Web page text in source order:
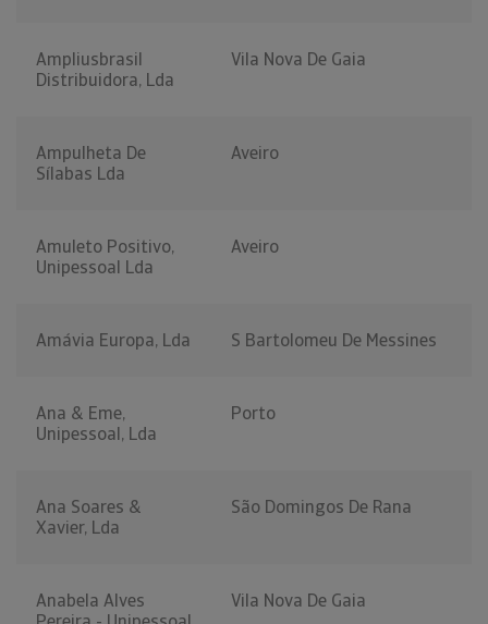
Ampliusbrasil
Distribuidora, Lda
Vila Nova De Gaia
Ampulheta De
Sílabas Lda
Aveiro
Amuleto Positivo,
Unipessoal Lda
Aveiro
Amávia Europa, Lda S Bartolomeu De Messines
Ana & Eme,
Unipessoal, Lda
Porto
Ana Soares &
Xavier, Lda
São Domingos De Rana
Anabela Alves
Vila Nova De Gaia